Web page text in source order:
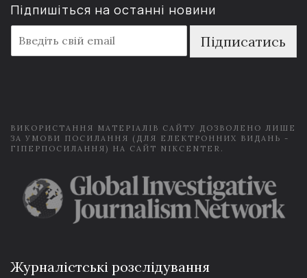
Підпишіться на останні новини
m
a
Підписатись
ВИКОРИСТАННЯ МАТЕРІАЛІВ САЙТУ ДОЗВОЛЕНО ЛИШЕ
ЗА УМОВИ ПОСИЛАННЯ (ДЛЯ ЕЛЕКТРОННИХ ВИДАНЬ -
ГІПЕРПОСИЛАННЯ) НА САЙТ NIKCENTER.
Журналістські розслідування